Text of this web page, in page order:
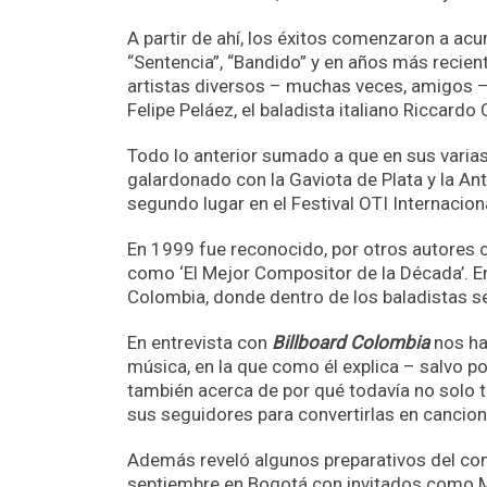
A partir de ahí, los éxitos comenzaron a
“Sentencia”, “Bandido” y en años más
artistas diversos – muchas veces, amigos
Felipe Peláez, el baladista italiano Riccardo
Todo lo anterior sumado a que en sus
galardonado con la Gaviota de Plata y la
segundo lugar en el Festival OTI
En 1999 fue reconocido, por otros autores
como ‘El Mejor Compositor de la
Colombia, donde dentro de los baladistas
En entrevista con Billboard Colombianos
música, en la que como él explica – salvo
también acerca de por qué todavía no solo
sus seguidores para convertirlas en
Además reveló algunos preparativos del